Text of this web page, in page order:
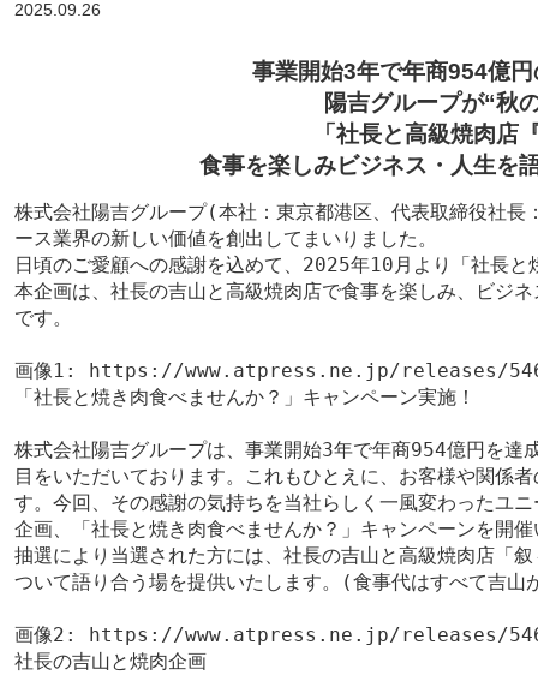
2025.09.26
事業開始3年で年商954億
陽吉グループが“秋
「社長と高級焼肉店
食事を楽しみビジネス・人生を
株式会社陽吉グループ(本社：東京都港区、代表取締役社
ース業界の新しい価値を創出してまいりました。
日頃のご愛顧への感謝を込めて、2025年10月より「社長
本企画は、社長の吉山と高級焼肉店で食事を楽しみ、ビジ
です。
画像1: https://www.atpress.ne.jp/releases/
「社長と焼き肉食べませんか？」キャンペーン実施！
株式会社陽吉グループは、事業開始3年で年商954億円を達
目をいただいております。これもひとえに、お客様や関係
す。今回、その感謝の気持ちを当社らしく一風変わったユ
企画、「社長と焼き肉食べませんか？」キャンペーンを開
抽選により当選された方には、社長の吉山と高級焼肉店「
ついて語り合う場を提供いたします。(食事代はすべて吉山
画像2: https://www.atpress.ne.jp/releases/
社長の吉山と焼肉企画